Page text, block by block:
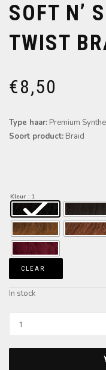
SOFT N’
TWIST
€8,50
Type haar: Premium
Soort product: Braid
Kleur : 1
CLEAR
In stock